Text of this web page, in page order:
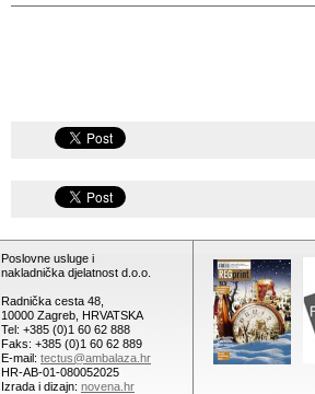
Poslovne usluge i
nakladnička djelatnost d.o.o.
Radnička cesta 48,
10000 Zagreb, HRVATSKA
Tel: +385 (0)1 60 62 888
Faks: +385 (0)1 60 62 889
E-mail: tectus@ambalaza.hr
HR-AB-01-080052025
Izrada i dizajn: novena.hr